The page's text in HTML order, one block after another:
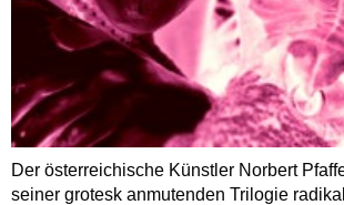
Der österreichische Künstler Norbert
seiner grotesk anmutenden Trilogie